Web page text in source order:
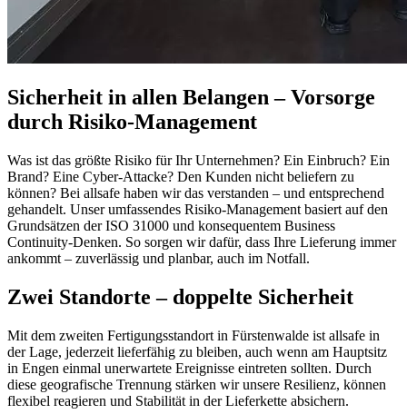
Sicherheit in allen Belangen – Vorsorge
durch Risiko-Management
Was ist das größte Risiko für Ihr Unternehmen? Ein Einbruch? Ein
Brand? Eine Cyber-Attacke? Den Kunden nicht beliefern zu
können? Bei allsafe haben wir das verstanden – und entsprechend
gehandelt. Unser umfassendes Risiko-Management basiert auf den
Grundsätzen der ISO 31000 und konsequentem Business
Continuity-Denken. So sorgen wir dafür, dass Ihre Lieferung immer
ankommt – zuverlässig und planbar, auch im Notfall.
Zwei Standorte – doppelte Sicherheit
Mit dem zweiten Fertigungsstandort in Fürstenwalde ist allsafe in
der Lage, jederzeit lieferfähig zu bleiben, auch wenn am Hauptsitz
in Engen einmal unerwartete Ereignisse eintreten sollten. Durch
diese geografische Trennung stärken wir unsere Resilienz, können
flexibel reagieren und Stabilität in der Lieferkette absichern.